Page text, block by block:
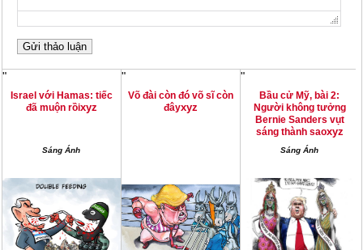
"
Israel với Hamas: tiếc
đã muộn rồixyz
Sáng Ánh
"
Võ đài còn đó võ sĩ còn
đâyxyz
"
Bầu cử Mỹ, bài 2:
Người không tưởng
Bernie Sanders vụt
sáng thành saoxyz
Sáng Ánh